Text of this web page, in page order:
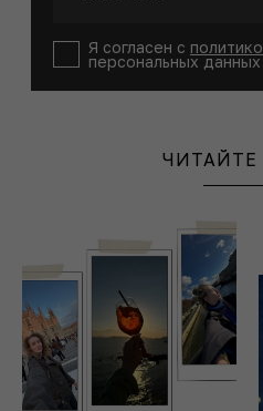
Я согласен с
персональных данных
ЧИТАЙТЕ